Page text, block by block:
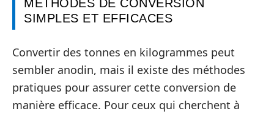
MÉTHODES DE CONVERSION
SIMPLES ET EFFICACES
Convertir des tonnes en kilogrammes peut
sembler anodin, mais il existe des méthodes
pratiques pour assurer cette conversion de
manière efficace. Pour ceux qui cherchent à